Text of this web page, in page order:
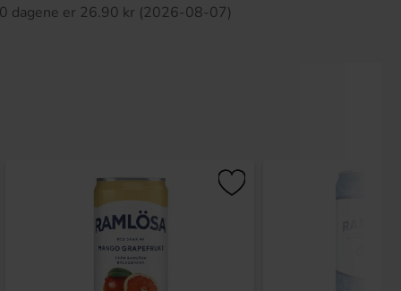
dagene er 26.90 kr (2026-08-07)